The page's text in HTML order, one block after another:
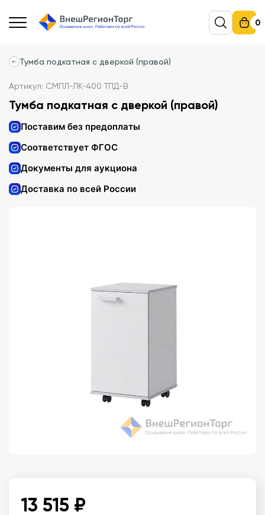
0
Тумба подкатная с дверкой (правой)
Артикул: СМПЛ-ЛК-400 ТПД-В
Тумба подкатная с дверкой (правой)
Поставим без предоплаты
Соответствует ФГОС
Документы для аукциона
Доставка по всей России
13 515 ₽